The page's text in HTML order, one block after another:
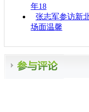
年18
张志军参访新
场面温馨